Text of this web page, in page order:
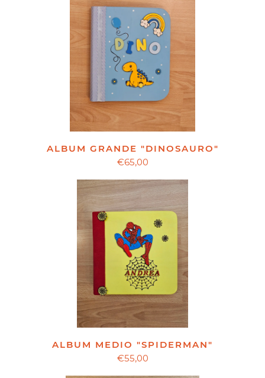
ALBUM GRANDE "DINOSAURO"
€65,00
ALBUM MEDIO "SPIDERMAN"
€55,00